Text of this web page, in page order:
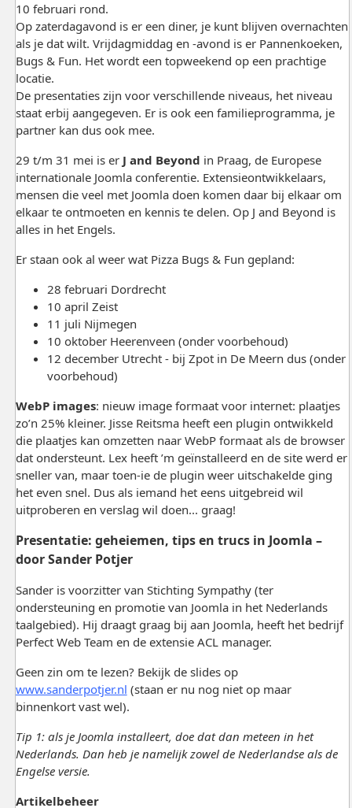
10 februari rond.
Op zaterdagavond is er een diner, je kunt blijven overnachten
als je dat wilt. Vrijdagmiddag en -avond is er Pannenkoeken,
Bugs & Fun. Het wordt een topweekend op een prachtige
locatie.
De presentaties zijn voor verschillende niveaus, het niveau
staat erbij aangegeven. Er is ook een familieprogramma, je
partner kan dus ook mee.
29 t/m 31 mei is er J and Beyond in Praag, de Europese
internationale Joomla conferentie. Extensieontwikkelaars,
mensen die veel met Joomla doen komen daar bij elkaar om
elkaar te ontmoeten en kennis te delen. Op J and Beyond is
alles in het Engels.
Er staan ook al weer wat Pizza Bugs & Fun gepland:
28 februari Dordrecht
10 april Zeist
11 juli Nijmegen
10 oktober Heerenveen (onder voorbehoud)
12 december Utrecht - bij Zpot in De Meern dus (onder
voorbehoud)
WebP images: nieuw image formaat voor internet: plaatjes
zo’n 25% kleiner. Jisse Reitsma heeft een plugin ontwikkeld
die plaatjes kan omzetten naar WebP formaat als de browser
dat ondersteunt. Lex heeft ’m geïnstalleerd en de site werd er
sneller van, maar toen-ie de plugin weer uitschakelde ging
het even snel. Dus als iemand het eens uitgebreid wil
uitproberen en verslag wil doen... graag!
Presentatie: geheiemen, tips en trucs in Joomla –
door Sander Potjer
Sander is voorzitter van Stichting Sympathy (ter
ondersteuning en promotie van Joomla in het Nederlands
taalgebied). Hij draagt graag bij aan Joomla, heeft het bedrijf
Perfect Web Team en de extensie ACL manager.
Geen zin om te lezen? Bekijk de slides op
www.sanderpotjer.nl (staan er nu nog niet op maar
binnenkort vast wel).
Tip 1: als je Joomla installeert, doe dat dan meteen in het
Nederlands. Dan heb je namelijk zowel de Nederlandse als de
Engelse versie.
Artikelbeheer